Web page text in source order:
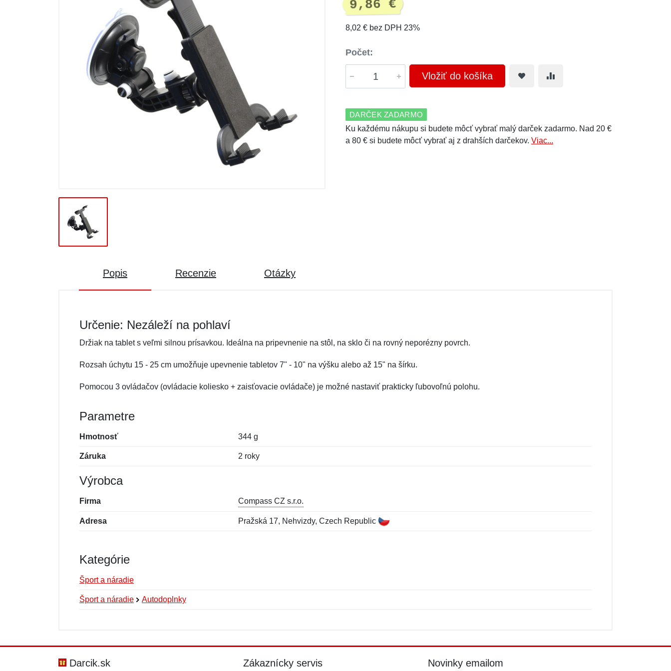
9,86 €
8,02 € bez DPH 23%
Počet:
Vložiť do košíka
DARČEK ZADARMO
Ku každému nákupu si budete môcť vybrať malý darček zadarmo. Nad 20 €
a 80 € si budete môcť vybrať aj z drahších darčekov. Viac...
Popis Recenzie Otázky
Určenie: Nezáleží na pohlaví
Držiak na tablet s veľmi silnou prísavkou. Ideálna na pripevnenie na stôl, na sklo či na rovný neporézny povrch.
Rozsah úchytu 15 - 25 cm umožňuje upevnenie tabletov 7" - 10" na výšku alebo až 15" na šírku.
Pomocou 3 ovládačov (ovládacie koliesko + zaisťovacie ovládače) je možné nastaviť prakticky ľubovoľnú polohu.
Parametre
Hmotnosť 344 g
Záruka 2 roky
Výrobca
Firma Compass CZ s.r.o.
Adresa Pražská 17, Nehvizdy, Czech Republic
Kategórie
Šport a náradie
Šport a náradie Autodoplnky
Darcik.sk Zákaznícky servis Novinky emailom